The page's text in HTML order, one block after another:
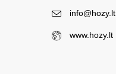
info@hozy.lt
www.hozy.lt